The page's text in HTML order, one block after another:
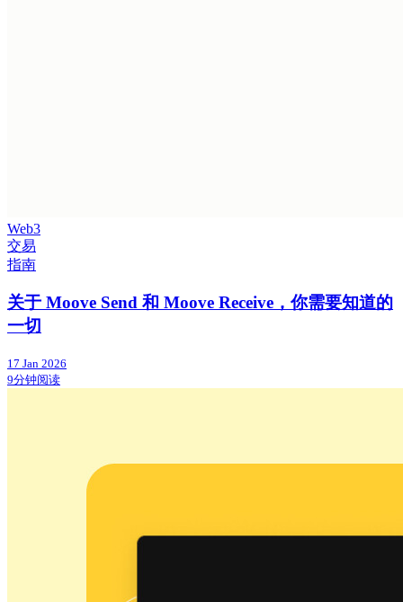
Web3
交易
指南
关于 Moove Send 和 Moove Receive，你需要知道的
一切
17 Jan 2026
9分钟阅读